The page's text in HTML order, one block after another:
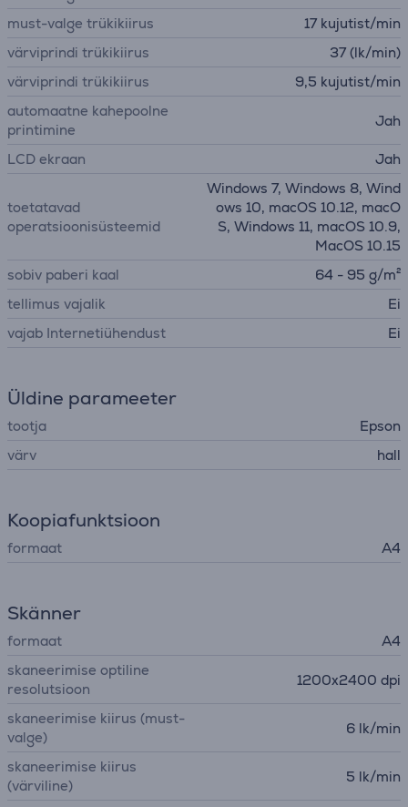
must-valge trükikiirus
17 kujutist/min
värviprindi trükikiirus
37 (lk/min)
värviprindi trükikiirus
9,5 kujutist/min
automaatne kahepoolne
printimine
Jah
LCD ekraan Jah
toetatavad
operatsioonisüsteemid
Windows 7, Windows 8, Wind
ows 10, macOS 10.12, macO
S, Windows 11, macOS 10.9,
MacOS 10.15
sobiv paberi kaal
64 - 95 g/m²
tellimus vajalik
Ei
vajab Internetiühendust
Ei
Üldine parameeter
tootja
Epson
värv
hall
Koopiafunktsioon
formaat A4
Skänner
formaat
A4
skaneerimise optiline
resolutsioon
1200x2400 dpi
skaneerimise kiirus (must-
valge)
6 lk/min
skaneerimise kiirus
(värviline)
5 lk/min